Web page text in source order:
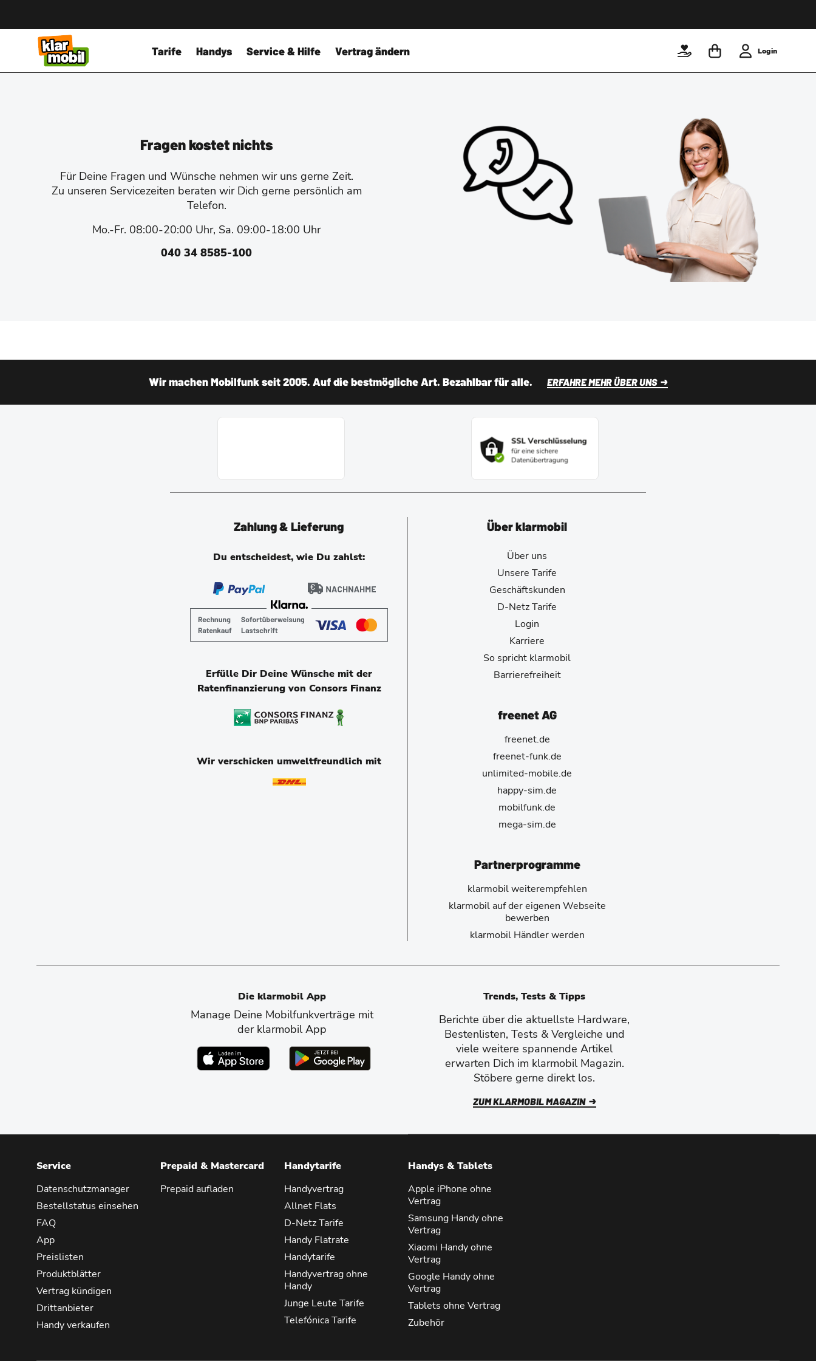
Tarife Handys Service & Hilfe Vertrag ändern Login
Fragen kostet nichts
Für Deine Fragen und Wünsche nehmen wir uns gerne Zeit.
Zu unseren Servicezeiten beraten wir Dich gerne persönlich am
Telefon.
Mo.-Fr. 08:00-20:00 Uhr, Sa. 09:00-18:00 Uhr
040 34 8585-100
Wir machen Mobilfunk seit 2005. Auf die bestmögliche Art. Bezahlbar für alle. ERFAHRE MEHR ÜBER UNS
Zahlung & Lieferung
Du entscheidest, wie Du zahlst:
Erfülle Dir Deine Wünsche mit der
Ratenfinanzierung von Consors Finanz
Wir verschicken umweltfreundlich mit
Über klarmobil
Über uns
Unsere Tarife
Geschäftskunden
D-Netz Tarife
Login
Karriere
So spricht klarmobil
Barrierefreiheit
freenet AG
freenet.de
freenet-funk.de
unlimited-mobile.de
happy-sim.de
mobilfunk.de
mega-sim.de
Partnerprogramme
klarmobil weiterempfehlen
klarmobil auf der eigenen Webseite
bewerben
klarmobil Händler werden
Die klarmobil App
Manage Deine Mobilfunkverträge mit
der klarmobil App
Trends, Tests & Tipps
Berichte über die aktuellste Hardware,
Bestenlisten, Tests & Vergleiche und
viele weitere spannende Artikel
erwarten Dich im klarmobil Magazin.
Stöbere gerne direkt los.
ZUM KLARMOBIL MAGAZIN
Service
Datenschutzmanager
Bestellstatus einsehen
FAQ
App
Preislisten
Produktblätter
Vertrag kündigen
Drittanbieter
Handy verkaufen
Prepaid & Mastercard
Prepaid aufladen
Handytarife
Handyvertrag
Allnet Flats
D-Netz Tarife
Handy Flatrate
Handytarife
Handyvertrag ohne
Handy
Junge Leute Tarife
Telefónica Tarife
Handys & Tablets
Apple iPhone ohne
Vertrag
Samsung Handy ohne
Vertrag
Xiaomi Handy ohne
Vertrag
Google Handy ohne
Vertrag
Tablets ohne Vertrag
Zubehör